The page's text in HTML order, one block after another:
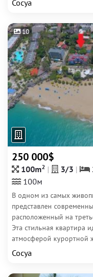
Сосуа
10
250 000$
100m2 3/3
100м
В одном из самых
представлен
расположенный на
Эта стильная квартира
атмосферой курортной
Сосуа